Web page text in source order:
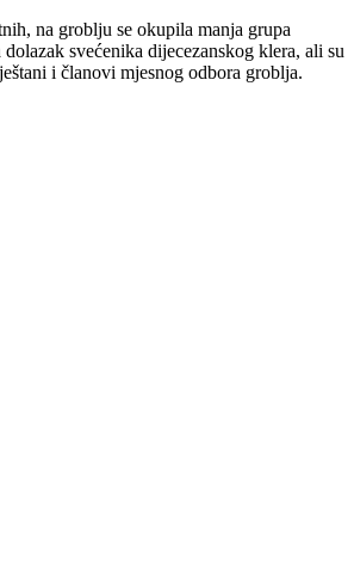
na groblju se okupila manja grupa
svećenika dijecezanskog klera, ali su
i članovi mjesnog odbora groblja.